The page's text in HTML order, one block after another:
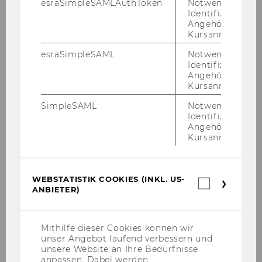
Uhr - 11:00 Uhr
Do, 23. November 2023 | 9:30
Do, 7. Dezember 2023 | 9:30 Uhr -
Do, 14. Dezember 2023 | 9:30
Uhr - 11:00 Uhr
Anmeldung!
Einheiten aufeinander
aufbauen und daher ein
späterer Einstieg nicht
esraSimpleSAMLAuthToken
Notwendig zur
Identifizierung
Angehörige/r für
Kursanmeldung.
esraSimpleSAML
Notwendig zur
Identifizierung
Angehörige/r für
Kursanmeldung.
SimpleSAML
Notwendig zur
Identifizierung
Angehörige/r für
Kursanmeldung.
WEBSTATISTIK COOKIES (INKL. US-
ANBIETER)
Mithilfe dieser Cookies können wir
unser Angebot laufend verbessern und
unsere Website an Ihre Bedürfnisse
anpassen. Dabei werden